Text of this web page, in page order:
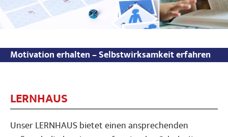
Motivation erhalten – Selbstwirksamkeit erfahren
LERNHAUS
Unser LERNHAUS bietet einen ansprechenden